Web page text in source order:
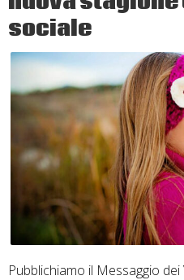
sociale
Pubblichiamo il Messaggio